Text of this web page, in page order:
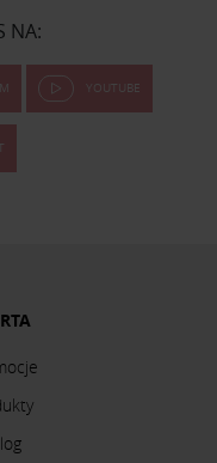
NA:
YOUTUBE